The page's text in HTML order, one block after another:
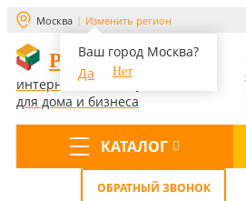
Москва Изменить регион
Ваш город Москва?
Да
Нет
PACK-STORE
интернет-магазин упаковки
для дома и бизнеса
КАТАЛОГ
ОБРАТНЫЙ ЗВОНОК